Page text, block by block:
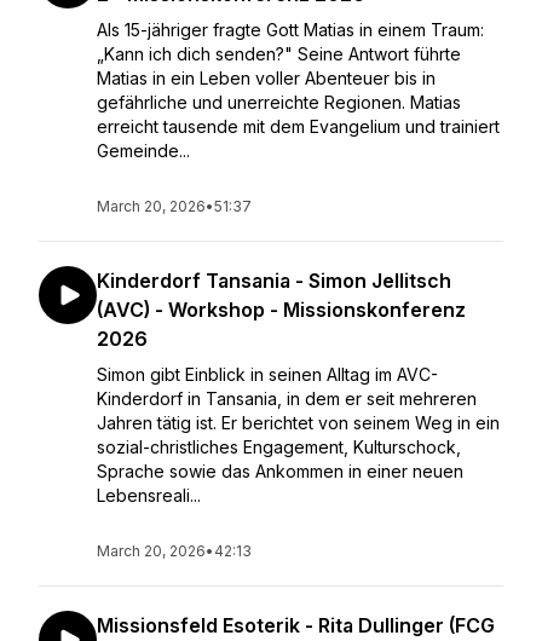
Als 15-jähriger fragte Gott Matias in einem Traum:
„Kann ich dich senden?" Seine Antwort führte
Matias in ein Leben voller Abenteuer bis in
gefährliche und unerreichte Regionen. Matias
erreicht tausende mit dem Evangelium und trainiert
Gemeinde...
March 20, 2026•51:37
Kinderdorf Tansania - Simon Jellitsch
(AVC) - Workshop - Missionskonferenz
2026
Simon gibt Einblick in seinen Alltag im AVC-
Kinderdorf in Tansania, in dem er seit mehreren
Jahren tätig ist. Er berichtet von seinem Weg in ein
sozial-christliches Engagement, Kulturschock,
Sprache sowie das Ankommen in einer neuen
Lebensreali...
March 20, 2026• 42:13
Missionsfeld Esoterik - Rita Dullinger (FCG